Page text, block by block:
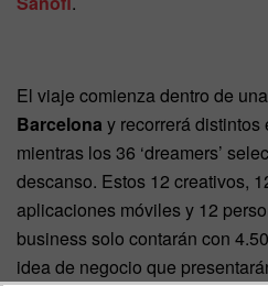
El viaje comienza dentro de
Barcelona y recorrerá
mientras los 36 ‘dreamers’
descanso. Estos 12 creativos,
aplicaciones móviles y 12
business solo contarán con
idea de negocio que